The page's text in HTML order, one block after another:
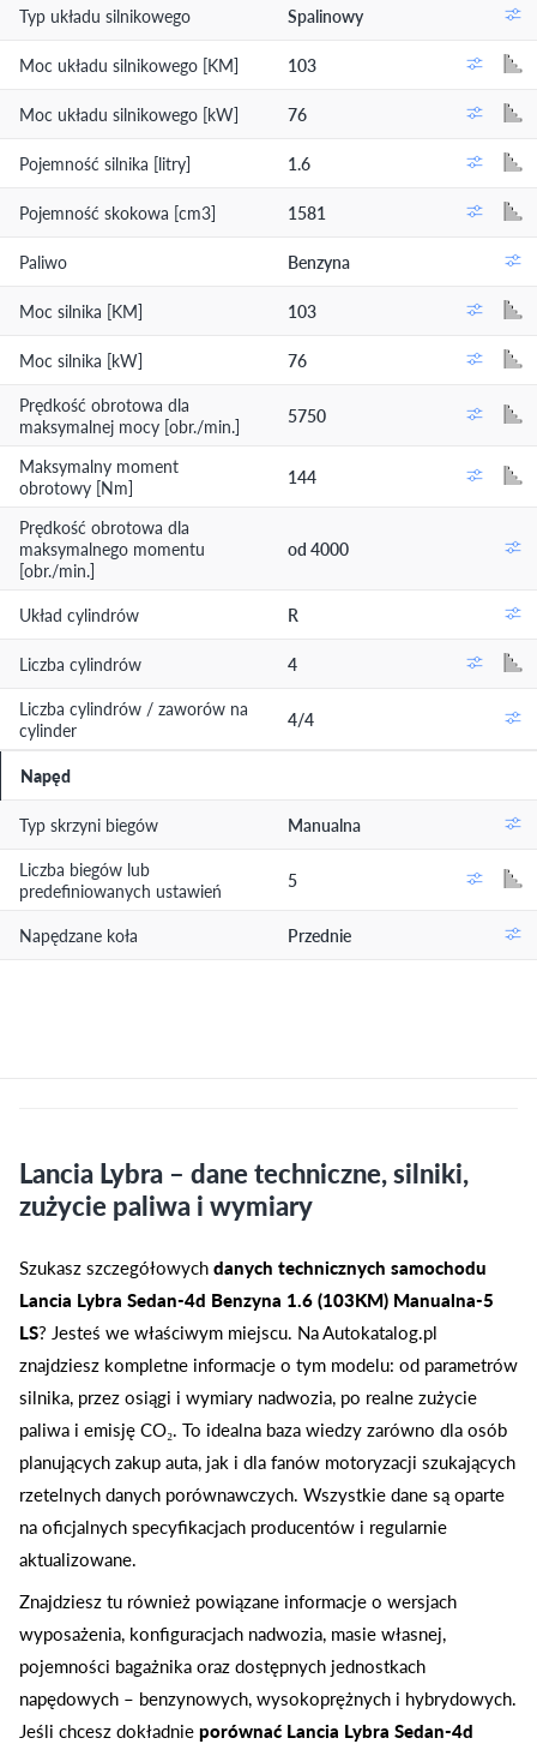
Typ układu silnikowego Spalinowy
Moc układu silnikowego [KM] 103
Moc układu silnikowego [kW] 76
Pojemność silnika [litry] 1.6
Pojemność skokowa [cm3] 1581
Paliwo Benzyna
Moc silnika [KM] 103
Moc silnika [kW]
76
Prędkość obrotowa dla
maksymalnej mocy [obr./min.]
5750
Maksymalny moment
obrotowy [Nm]
144
Prędkość obrotowa dla
maksymalnego momentu
[obr./min.]
od 4000
Układ cylindrów R
Liczba cylindrów
4
Liczba cylindrów / zaworów na
cylinder
4/4
Napęd
Typ skrzyni biegów
Manualna
Liczba biegów lub
predefiniowanych ustawień
5
Napędzane koła Przednie
Lancia Lybra – dane techniczne, silniki,
zużycie paliwa i wymiary
Szukasz szczegółowychdanych technicznych samochodu
Lancia Lybra Sedan-4d Benzyna 1.6 (103KM) Manualna-5
LS? Jesteś we właściwym miejscu. Na Autokatalog.pl
znajdziesz kompletne informacje o tym modelu: od parametrów
silnika, przez osiągi i wymiary nadwozia, po realne zużycie
paliwa i emisję CO₂. To idealna baza wiedzy zarówno dla osób
planujących zakup auta, jak i dla fanów motoryzacji szukających
rzetelnych danych porównawczych. Wszystkie dane są oparte
na oficjalnych specyfikacjach producentów i regularnie
aktualizowane.
Znajdziesz tu również powiązane informacje o wersjach
wyposażenia, konfiguracjach nadwozia, masie własnej,
pojemności bagażnika oraz dostępnych jednostkach
napędowych – benzynowych, wysokoprężnych i hybrydowych.
Jeśli chcesz dokładnieporównać Lancia Lybra Sedan-4d